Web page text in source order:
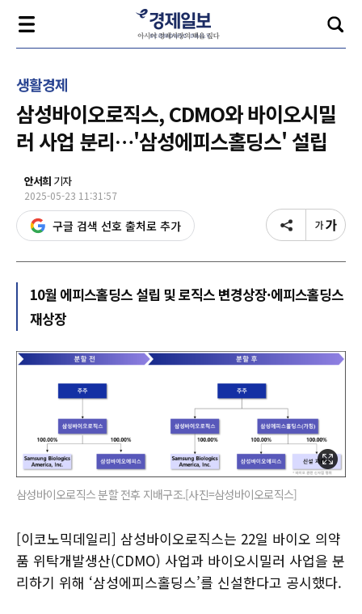
생활경제
삼성바이오로직스, CDMO와 바이오시밀
러 사업 분리…'삼성에피스홀딩스' 설립
안서희 기자
2025-05-23 11:31:57
구글 검색 선호 출처로 추가
10월 에피스홀딩스 설립 및 로직스 변경상장·에피스홀딩스
재상장
삼성바이오로직스 분할 전후 지배구조.[사진=삼성바이오로직스]
[이코노믹데일리] 삼성바이오로직스는 22일 바이오 의약
품 위탁개발생산(CDMO) 사업과 바이오시밀러 사업을 분
리하기 위해 ‘삼성에피스홀딩스’를 신설한다고 공시했다.